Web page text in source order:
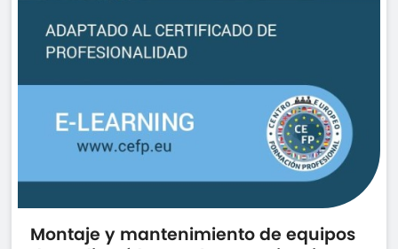
Montaje y mantenimiento de equipos